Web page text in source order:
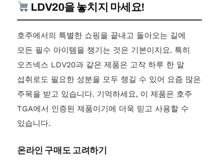
LDV20을 놓치지 마세요!
호주에서의 특별한 쇼핑을 끝내고 돌아오는 길에
모든 필수 아이템을 챙기는 것은 기본이지요. 특히
오즈넥스 LDV20과 같은 제품은 고작 하루 한 알
섭취로도 필요한 성분을 모두 챙길 수 있어 요즘 많은
주목을 받고 있습니다. 기억하세요, 이 제품은 호주
TGA에서 인증된 제품이기에 더욱 믿고 사용할 수
있습니다.
온라인 구매도 고려하기